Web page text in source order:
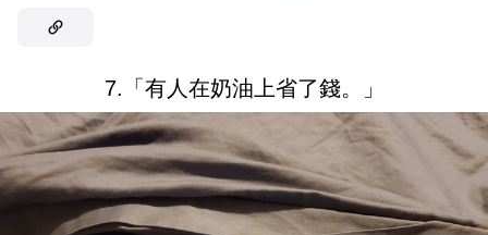
7.「有人在奶油上省了錢。」